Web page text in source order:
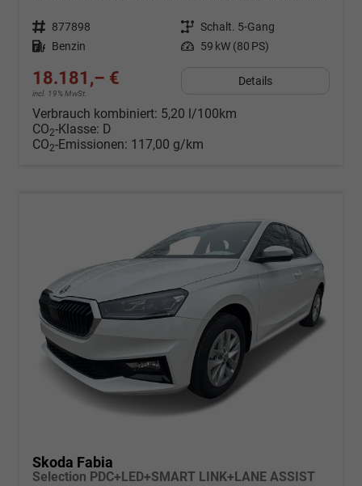
Fahrzeugnr. 877898 Getriebe Schalt. 5-Gang
Kraftstoff Benzin Leistung 59 kW (80 PS)
18.181,– €
incl. 19% MwSt.
Details
Verbrauch kombiniert: 5,20 l/100km
CO2-Klasse: D
CO2-Emissionen: 117,00 g/km
Skoda Fabia
Selection PDC+LED+SMART LINK+LANE ASSIST